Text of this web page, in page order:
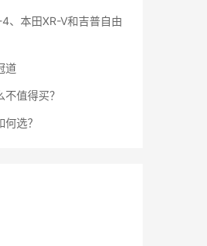
、本田XR-V和吉普自由
道
值得买？
选？